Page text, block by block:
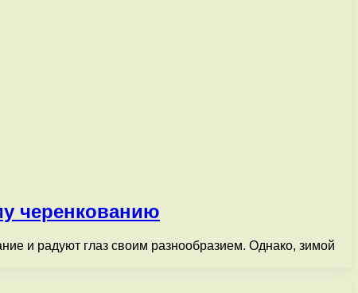
черенкованию
и радуют глаз своим разнообразием. Однако, зимой